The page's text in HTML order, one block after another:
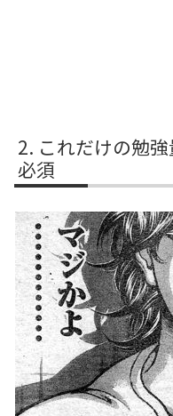
これだけの勉
必須